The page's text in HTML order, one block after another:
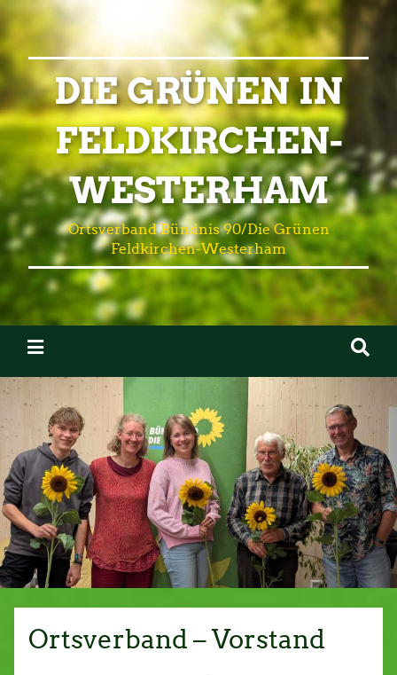
DIE GRÜNEN IN
FELDKIRCHEN-
WESTERHAM
Ortsverband Bündnis 90/Die Grünen
Feldkirchen-Westerham
Ortsverband – Vorstand